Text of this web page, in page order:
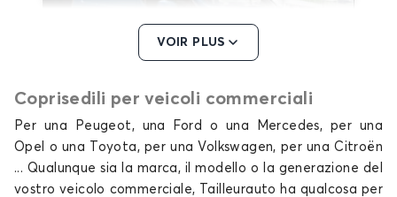
Coprisedili veicoli commerciali per FORD TRANSIT
CONNECT
TRANSIT COURIER
VOIR PLUS
Coprisedili per veicoli commerciali
Per una Peugeot, una Ford o una Mercedes, per una
Opel o una Toyota, per una Volkswagen, per una Citroën
... Qualunque sia la marca, il modello o la generazione del
vostro veicolo commerciale, Tailleurauto ha qualcosa per